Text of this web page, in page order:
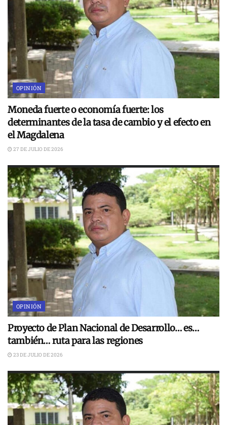
OPINIÓN
Moneda fuerte o economía fuerte: los
determinantes de la tasa de cambio y el efecto en
el Magdalena
27 DE JULIO DE 2026
OPINIÓN
Proyecto de Plan Nacional de Desarrollo… es…
también… ruta para las regiones
23 DE JULIO DE 2026